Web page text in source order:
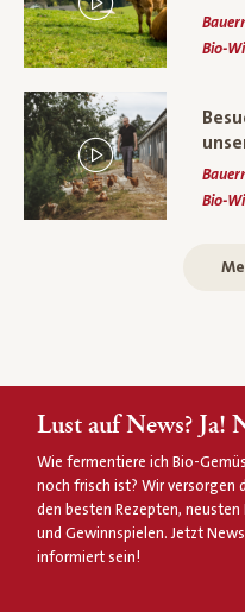
Bio-
Bio-
Lust auf News? Ja!
Wie fermentiere ich Bio-
noch frisch ist? Wir versorgen
den besten Rezepten,
und Gewinnspielen. Jetzt
informiert sein!